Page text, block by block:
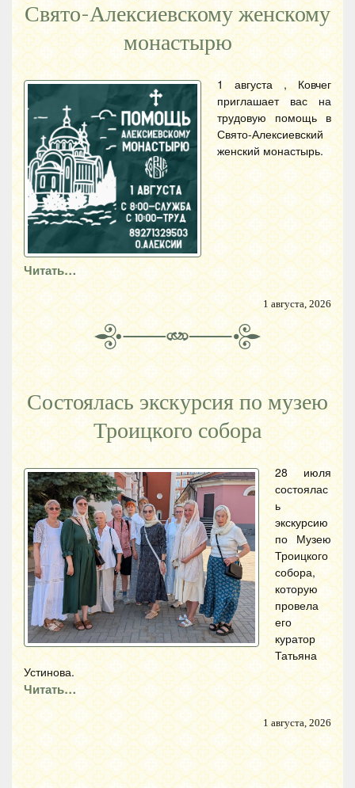
Свято-Алексиевскому женскому
монастырю
1 августа , Ковчег
приглашает вас на
трудовую помощь в
Свято-Алексиевский
женский монастырь.
Читать…
1 августа, 2026
Состоялась экскурсия по музею
Троицкого собора
28 июля
состоялас
ь
экскурсию
по Музею
Троицкого
собора,
которую
провела
его
куратор
Татьяна
Устинова.
Читать…
1 августа, 2026